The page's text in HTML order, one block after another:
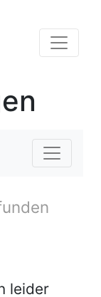
leider